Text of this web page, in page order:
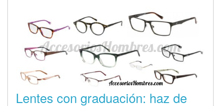
Lentes con graduación: haz de